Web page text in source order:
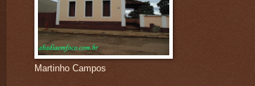
Martinho Campos